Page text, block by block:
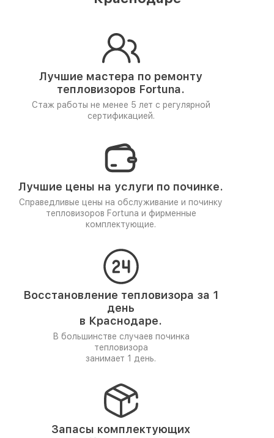
Лучшие мастера по ремонту
тепловизоров Fortuna.
Стаж работы не менее 5 лет с регулярной
сертификацией.
Лучшие цены на услуги по починке.
Справедливые цены на обслуживание и починку
тепловизоров Fortuna и фирменные
комплектующие.
Восстановление тепловизора за 1
день
в Краснодаре.
В большинстве случаев починка
тепловизора
занимает 1 день.
Запасы комплектующих